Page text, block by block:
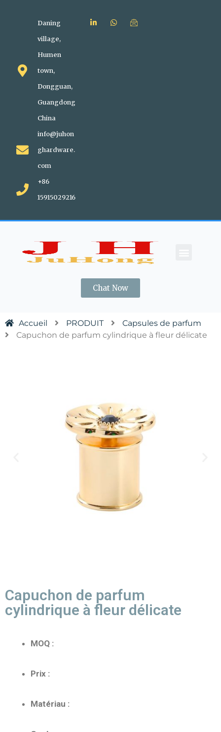
Daning
village,
Humen
town,
Dongguan,
Guangdong
China
info@juhon
ghardware.
com
+86
15915029216
Chat Now
Accueil PRODUIT
Capsules de parfum
Capuchon de parfum cylindrique à fleur délicate
Capuchon de parfum
cylindrique à fleur délicate
MOQ :
Prix :
Matériau :